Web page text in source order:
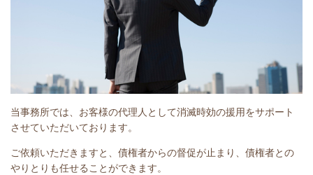
当事務所では、お客様の代理人として消滅時効の援用をサポート
させていただいております。
ご依頼いただきますと、債権者からの督促が止まり、債権者との
やりとりも任せることができます。